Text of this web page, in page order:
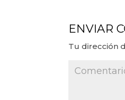
ENVIAR
Tu dirección